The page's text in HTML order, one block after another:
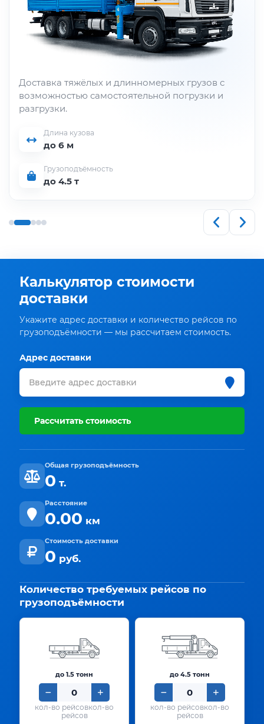
Доставка тяжёлых и длинномерных грузов с
возможностью самостоятельной погрузки и
разгрузки.
Длина кузова
до 6 м
Грузоподъёмность
до 4.5 т
Калькулятор стоимости
доставки
Укажите адрес доставки и количество рейсов по
грузоподъёмности — мы рассчитаем стоимость.
Адрес доставки
Рассчитать стоимость
Общая грузоподъёмность
0 т.
Расстояние
0.00 км
Стоимость доставки
0 руб.
Количество требуемых рейсов по
грузоподъёмности
до 1.5 тонн
кол-во
рейсов
до 4.5 тонн
кол-во
рейсов